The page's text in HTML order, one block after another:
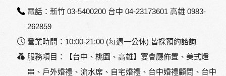
電話：新竹 03-5400200 台中 04-23173601 高雄 0983-
262859
營業時間：10:00-21:00 (每週一公休) 皆採預約諮詢
服務項目：【台中、桃園、高雄】宴會廳佈置、美式燈
串、戶外婚禮、流水席、自宅婚禮、台中婚禮顧問、台中